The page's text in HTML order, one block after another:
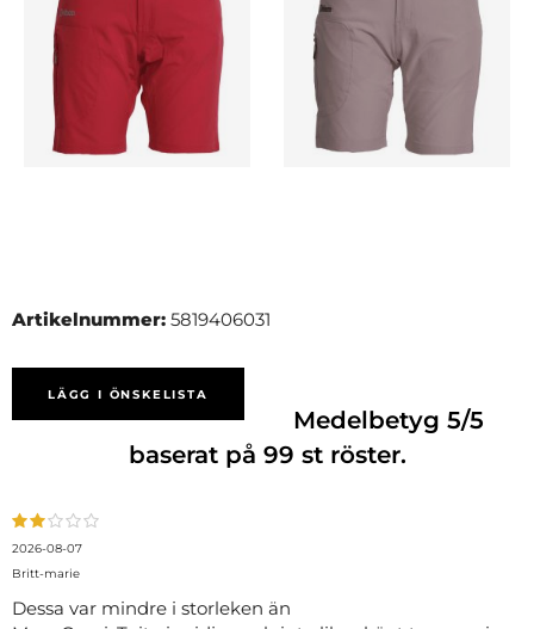
Artikelnummer: 5819406031
LÄGG I ÖNSKELISTA
Medelbetyg5/5
baserat på 99 st röster.
2026-08-07
Britt-marie
Dessa var mindre i storleken än